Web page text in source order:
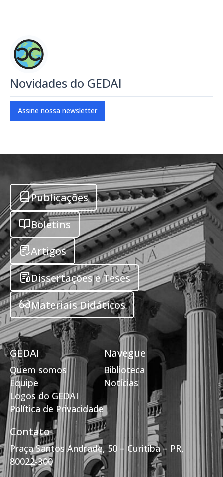
Novidades do GEDAI
Assine nossa newsletter
Publicações
Boletins
Artigos
Dissertações e Teses
Materiais Didáticos
GEDAI
Quem somos
Equipe
Logos do GEDAI
Política de Privacidade
Navegue
Biblioteca
Notícias
Contato
Praça Santos Andrade, 50 – Curitiba – PR,
80022-300